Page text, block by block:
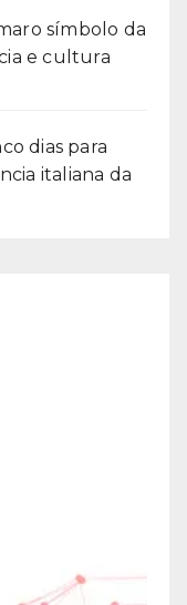
símbolo da
e cultura
dias para
italiana da